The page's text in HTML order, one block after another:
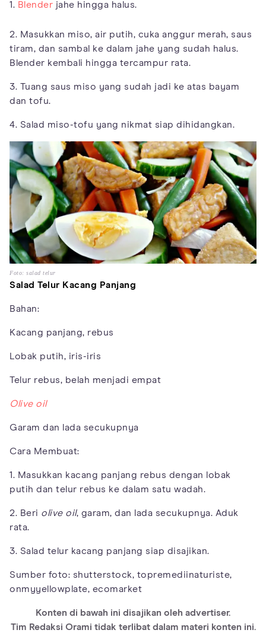
1. Blender jahe hingga halus.
2. Masukkan miso, air putih, cuka anggur merah, saus
tiram, dan sambal ke dalam jahe yang sudah halus.
Blender kembali hingga tercampur rata.
3. Tuang saus miso yang sudah jadi ke atas bayam
dan tofu.
4. Salad miso-tofu yang nikmat siap dihidangkan.
Foto: salad telur
Salad Telur Kacang Panjang
Bahan:
Kacang panjang, rebus
Lobak putih, iris-iris
Telur rebus, belah menjadi empat
Olive oil
Garam dan lada secukupnya
Cara Membuat:
1. Masukkan kacang panjang rebus dengan lobak
putih dan telur rebus ke dalam satu wadah.
2. Beri olive oil, garam, dan lada secukupnya. Aduk
rata.
3. Salad telur kacang panjang siap disajikan.
Sumber foto: shutterstock, topremediinaturiste,
onmyyellowplate, ecomarket
Konten di bawah ini disajikan oleh advertiser.
Tim Redaksi Orami tidak terlibat dalam materi konten ini.